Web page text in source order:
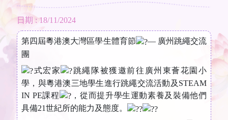
日期 : 18/11/2024
第四屆粵港澳大灣區學生體育節
— 廣州跳繩交流
團
式宏家
跳繩隊被獲邀前往廣州東薈花園小
學，與粵港澳三地學生進行跳繩交流活動及STEAM
IN PE課程
，從而提升學生運動素養及裝備他們
具備21世紀所的能力及態度。